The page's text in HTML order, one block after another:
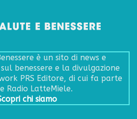
è un sito di news e
benessere e la divulgazione
PRS Editore, di cui fa parte
Radio LatteMiele.
chi siamo